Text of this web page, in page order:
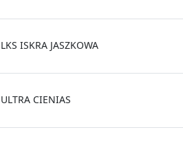
LKS ISKRA JASZKOWA
ULTRA CIENIAS